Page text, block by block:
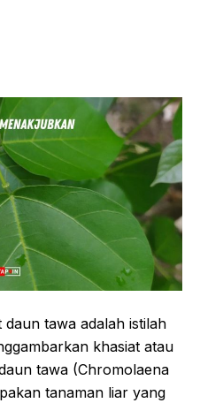
daun tawa adalah istilah
khasiat atau
tawa (Chromolaena
tanaman liar yang